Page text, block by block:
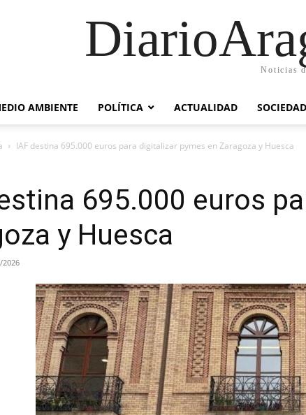
Noticias
AMBIENTE POLÍTICA ACTUALIDAD SOCIEDAD
IAF destina 695.000 euros para digitalizar pymes en Zaragoza y Huesca
695.000 euros
y Huesca
2026